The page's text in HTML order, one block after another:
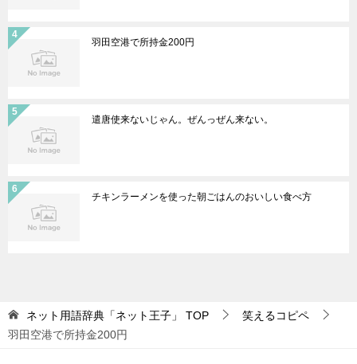
羽田空港で所持金200円
遣唐使来ないじゃん。ぜんっぜん来ない。
チキンラーメンを使った朝ごはんのおいしい食べ方
ネット用語辞典「ネット王子」 TOP
笑えるコピペ
羽田空港で所持金200円